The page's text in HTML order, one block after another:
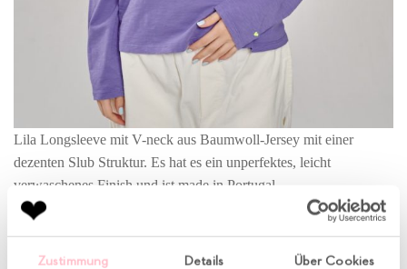
Zustimmung Details Über Cookies
Lila Longsleeve mit V-neck aus Baumwoll-Jersey mit einer
dezenten Slub Struktur. Es hat es ein unperfektes, leicht
verwaschenes Finish und ist made in Portugal.
Kommentare und Trackbacks sind derzeit geschlossen.